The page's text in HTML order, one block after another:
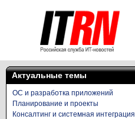
Актуальные темы
ОС и разработка приложений
Планирование и проекты
Консалтинг и системная интеграция